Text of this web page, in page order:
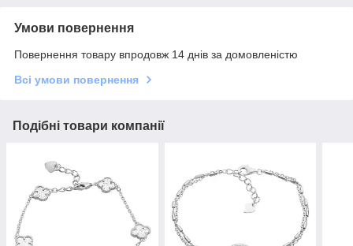
Умови повернення
Повернення товару впродовж 14 днів за домовленістю
Всі умови повернення
Подібні товари компанії